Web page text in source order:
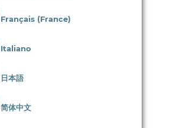
Français (France)
Italiano
日本語
简体中文